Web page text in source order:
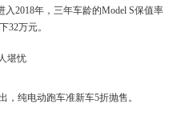
2018年，三年车龄的Model S保值率
32万元。
，纯电动跑车准新车5折抛售。